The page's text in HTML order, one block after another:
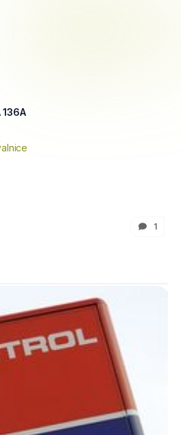
136A
1